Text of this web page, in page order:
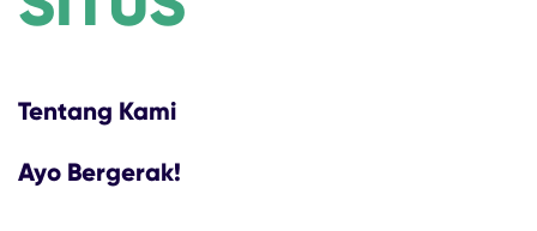
Tentang Kami
Ayo Bergerak!